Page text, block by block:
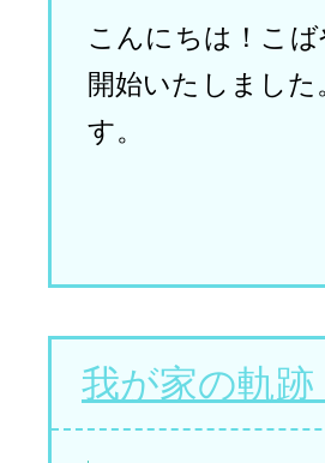
こんにちは！こ
開始いたしまし
す。
我が家の軌